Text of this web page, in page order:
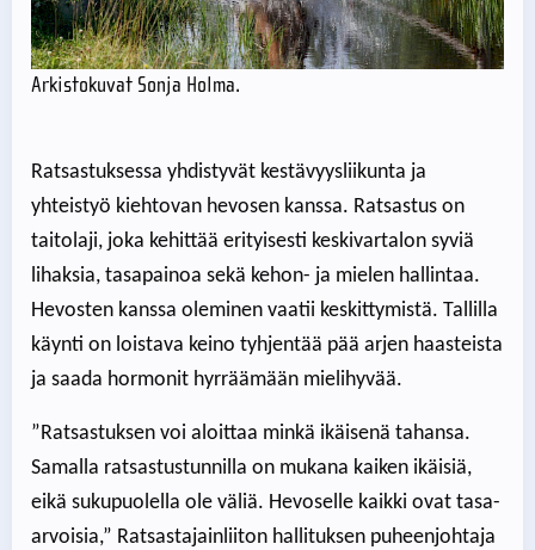
Arkistokuvat Sonja Holma.
Ratsastuksessa yhdistyvät kestävyysliikunta ja
yhteistyö kiehtovan hevosen kanssa. Ratsastus on
taitolaji, joka kehittää erityisesti keskivartalon syviä
lihaksia, tasapainoa sekä kehon- ja mielen hallintaa.
Hevosten kanssa oleminen vaatii keskittymistä. Tallilla
käynti on loistava keino tyhjentää pää arjen haasteista
ja saada hormonit hyrräämään mielihyvää.
”Ratsastuksen voi aloittaa minkä ikäisenä tahansa.
Samalla ratsastustunnilla on mukana kaiken ikäisiä,
eikä sukupuolella ole väliä. Hevoselle kaikki ovat tasa-
arvoisia,” Ratsastajainliiton hallituksen puheenjohtaja